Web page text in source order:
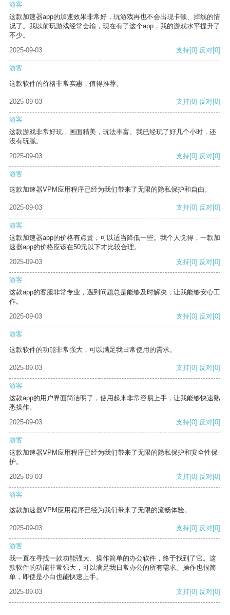
游客
这款加速器app的加速效果非常好，玩游戏再也不会出现卡顿、掉线的情
况了。我以前玩游戏经常会输，现在有了这个app，我的游戏水平提升了
不少。
2025-09-03
支持[0] 反对[0]
游客
这款软件的价格非常实惠，值得推荐。
2025-09-03 支持[0] 反对[0]
游客
这款游戏非常好玩，画面精美，玩法丰富。我已经玩了好几个小时，还
没有玩腻。
2025-09-03
支持[0] 反对[0]
游客
这款加速器VPM应用程序已经为我们带来了无限的隐私保护和自由。
2025-09-03 支持[0] 反对[0]
游客
这款加速器app的价格有点贵，可以适当降低一些。我个人觉得，一款加
速器app的价格应该在50元以下才比较合理。
2025-09-03
支持[0] 反对[0]
游客
这款app的客服非常专业，遇到问题总是能够及时解决，让我能够安心工
作。
2025-09-03
支持[0] 反对[0]
游客
这款软件的功能非常强大，可以满足我日常使用的需求。
2025-09-03 支持[0] 反对[0]
游客
这款app的用户界面简洁明了，使用起来非常容易上手，让我能够快速熟
悉操作。
2025-09-03
支持[0] 反对[0]
游客
这款加速器VPM应用程序已经为我们带来了无限的隐私保护和安全性保
护。
2025-09-03
支持[0] 反对[0]
游客
这款加速器VPM应用程序已经为我们带来了无限的流畅体验。
2025-09-03 支持[0] 反对[0]
游客
我一直在寻找一款功能强大、操作简单的办公软件，终于找到了它。这
款软件的功能非常强大，可以满足我日常办公的所有需求。操作也很简
单，即使是小白也能快速上手。
2025-09-03
支持[0] 反对[0]